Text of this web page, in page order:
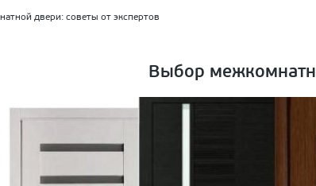
двери: советы от экспертов
Выбор